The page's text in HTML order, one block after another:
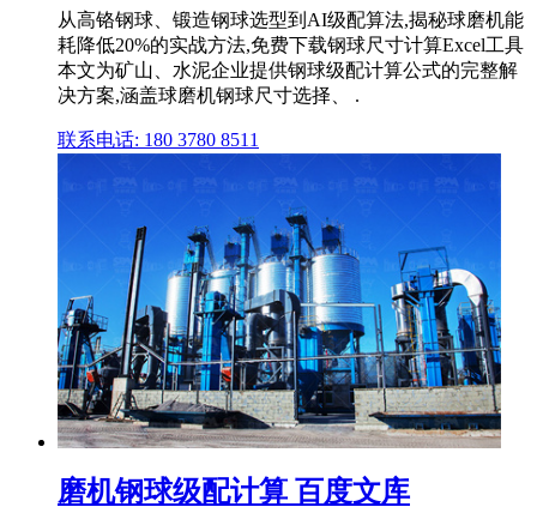
从高铬钢球、锻造钢球选型到AI级配算法,揭秘球磨机能
耗降低20%的实战方法,免费下载钢球尺寸计算Excel工具
本文为矿山、水泥企业提供钢球级配计算公式的完整解
决方案,涵盖球磨机钢球尺寸选择、 .
联系电话: 180 3780 8511
磨机钢球级配计算 百度文库